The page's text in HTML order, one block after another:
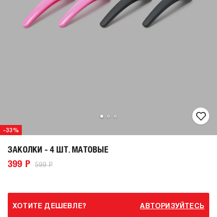
-33%
ЗАКОЛКИ - 4 ШТ. МАТОВЫЕ
399 Р 599 Р
ХОТИТЕ ДЕШЕВЛЕ? АВТОРИЗУЙТЕСЬ